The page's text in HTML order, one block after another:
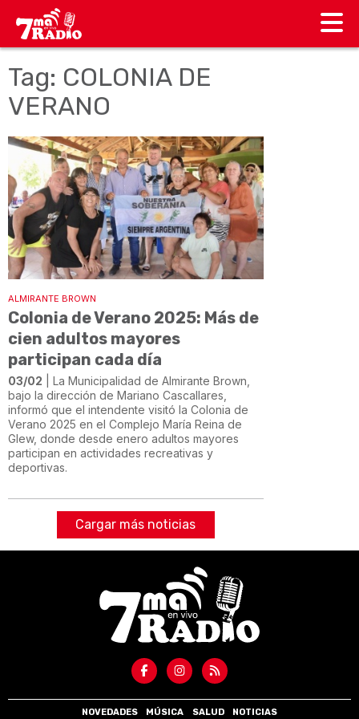
Tag: COLONIA DE
VERANO
ALMIRANTE BROWN
Colonia de Verano 2025: Más de
cien adultos mayores
participan cada día
03/02 | La Municipalidad de Almirante Brown,
bajo la dirección de Mariano Cascallares,
informó que el intendente visitó la Colonia de
Verano 2025 en el Complejo María Reina de
Glew, donde desde enero adultos mayores
participan en actividades recreativas y
deportivas.
Cargar más noticias
NOVEDADES MÚSICA SALUD NOTICIAS